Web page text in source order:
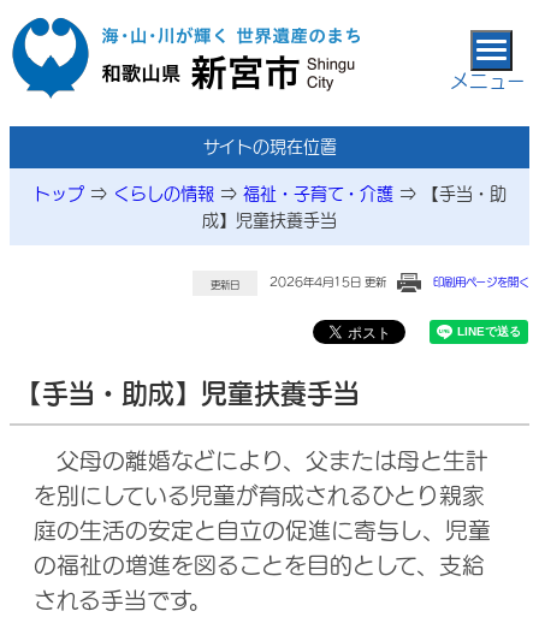
本文へ移動
メニュー
サイトの現在位置
トップ⇒ くらしの情報⇒ 福祉・子育て・介護 ⇒
【手当・助
成】児童扶養手当
更新日 2026年4月15日 更新 印刷用ページを開く
【手当・助成】児童扶養手当
父母の離婚などにより、父または母と生計
を別にしている児童が育成されるひとり親家
庭の生活の安定と自立の促進に寄与し、児童
の福祉の増進を図ることを目的として、支給
される手当です。